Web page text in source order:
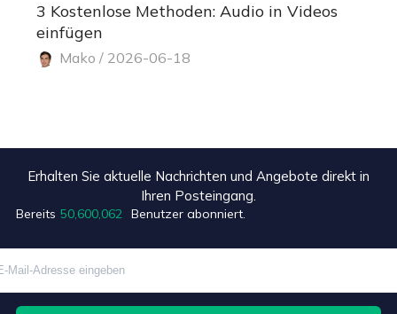
3 Kostenlose Methoden: Audio in Videos
einfügen
Mako / 2026-06-18
Erhalten Sie aktuelle Nachrichten und Angebote direkt in
Ihren Posteingang.
Bereits 50,600,062 Benutzer abonniert.
+1